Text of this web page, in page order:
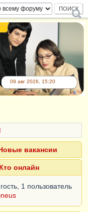
09 авг 2026, 15:20
вакансии
Кто онлайн
1 пользователь